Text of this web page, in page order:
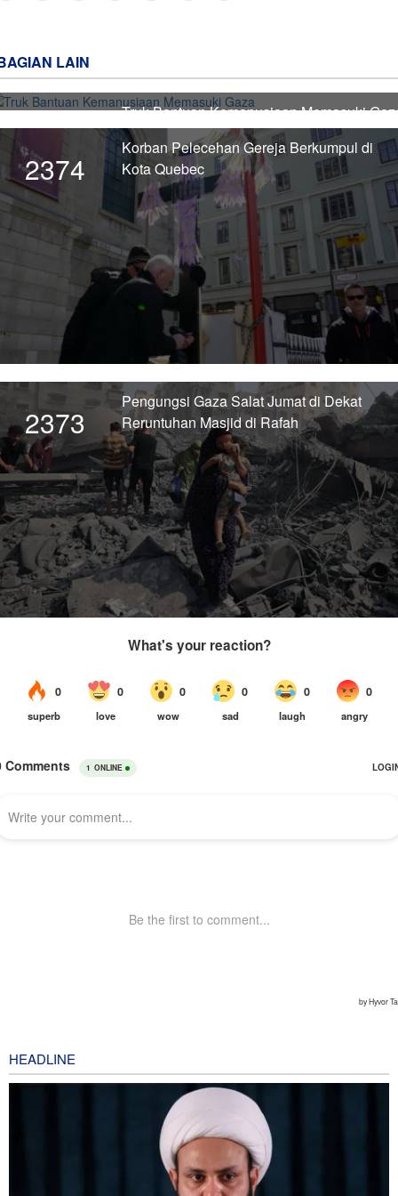
LAIN
2375
Truk Bantuan Kemanusiaan Memasuki
2374
Korban Pelecehan Gereja Berkumpul di
Kota Quebec
2373
Pengungsi Gaza Salat Jumat di Dekat
Reruntuhan Masjid di Rafah
HEADLINE